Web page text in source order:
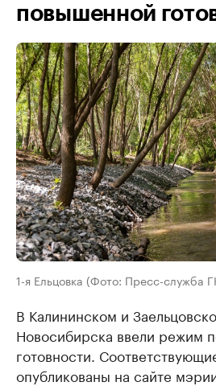
повышенной
1-я Ельцовка (Фото: Пресс-служба
В Калининском и
Новосибирска ввели режим
готовности.
опубликованы на сайте